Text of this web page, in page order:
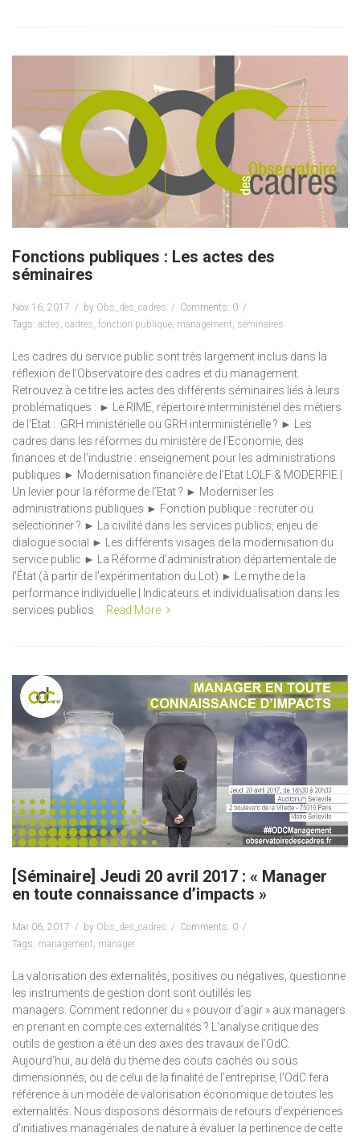
Fonctions publiques : Les actes des
séminaires
Nov 16, 2017 by Obs_des_cadres
Comments: 0
Tags: actes, cadres, fonction publique, management, séminaires
Les cadres du service public sont très largement inclus dans la
réflexion de l’Observatoire des cadres et du management.
Retrouvez à ce titre les actes des différents séminaires liés à leurs
problématiques : ► Le RIME, répertoire interministériel des métiers
de l’Etat : GRH ministérielle ou GRH interministérielle ? ► Les
cadres dans les réformes du ministère de l’Economie, des
finances et de l’industrie : enseignement pour les administrations
publiques ► Modernisation financière de l’Etat LOLF & MODERFIE |
Un levier pour la réforme de l’Etat ? ► Moderniser les
administrations publiques ► Fonction publique : recruter ou
sélectionner ? ► La civilité dans les services publics, enjeu de
dialogue social ► Les différents visages de la modernisation du
service public ► La Réforme d’administration départementale de
l’État (à partir de l’expérimentation du Lot) ► Le mythe de la
performance individuelle | Indicateurs et individualisation dans les
services publics Read More
[Séminaire] Jeudi 20 avril 2017 : « Manager
en toute connaissance d’impacts »
Mar 06, 2017 by Obs_des_cadres
Comments: 0
Tags: management, manager
La valorisation des externalités, positives ou négatives, questionne
les instruments de gestion dont sont outillés les
managers. Comment redonner du « pouvoir d’agir » aux managers
en prenant en compte ces externalités ? L’analyse critique des
outils de gestion a été un des axes des travaux de l’OdC.
Aujourd’hui, au delà du thème des couts cachés ou sous
dimensionnés, ou de celui de la finalité de l’entreprise, l’OdC fera
référence à un modèle de valorisation économique de toutes les
externalités. Nous disposons désormais de retours d’expériences
d’initiatives managériales de nature à évaluer la pertinence de cette